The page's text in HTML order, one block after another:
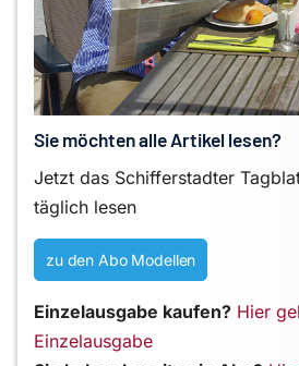
Sie möchten alle Artikel lesen?
Jetzt das Schifferstadter
täglich lesen
zu den Abo Modellen
Einzelausgabe kaufen? Hier
Einzelausgabe